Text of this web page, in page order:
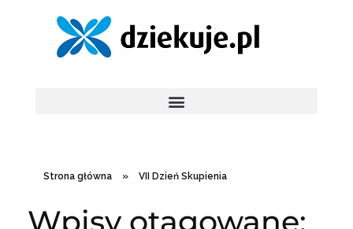
Strona główna » VII Dzień Skupienia
Wpisy otagowane: